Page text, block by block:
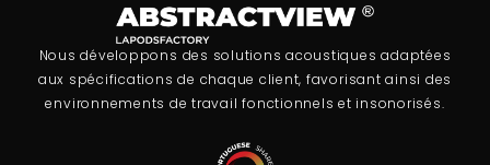
Nous développons des solutions acoustiques adaptées
aux spécifications de chaque client, favorisant ainsi des
environnements de travail fonctionnels et insonorisés.